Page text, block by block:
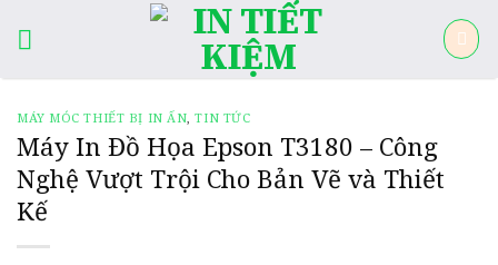
MÁY MÓC THIẾT BỊ IN ẤN,TIN TỨC
Máy In Đồ Họa Epson T3180 – Công
Nghệ Vượt Trội Cho Bản Vẽ và Thiết
Kế